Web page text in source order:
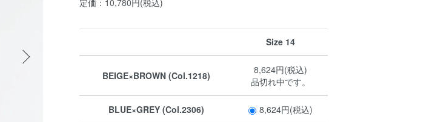
Size 14
BEIGE×BROWN (Col.1218)
8,624円(税込)
品切れ中です。
BLUE×GREY (Col.2306) 8,624円(税込)